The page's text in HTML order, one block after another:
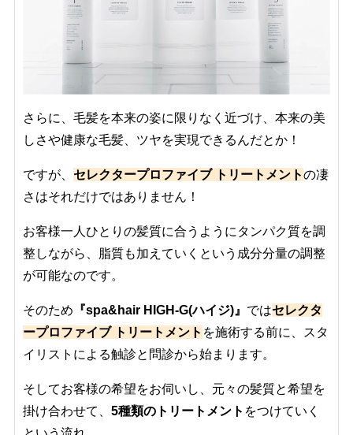
さらに、毛髪を本来の姿に限りなく近づけ、本来の美
しさや健康な毛髪、ツヤを実現できるんだとか！
ですが、 セレクタープロファイブ トリートメントの凄
さはそれだけではありません！
お客様一人ひとりの髪質に合うようにタンパク質を調
整しながら、脂質も加えていくという成分分量の調整
が可能なのです。
そのため 『spa&hair HIGH-G(ハイジ)』 ではセレクタ
ープロファイブ トリートメント を施術する前に、スタ
イリストによる触診と問診から始まります。
そしてお客様の希望をお伺いし、元々の髪質と希望を
掛け合わせて、 5種類のトリートメント をつけていく